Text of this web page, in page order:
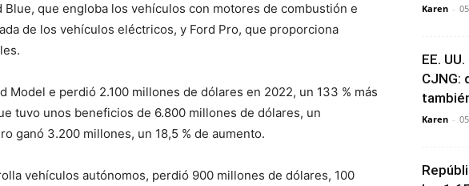
que engloba los vehículos con motores de combustión e
de los vehículos eléctricos, y Ford Pro, que proporciona
Model e perdió 2.100 millones de dólares en 2022, un 133 % más
tuvo unos beneficios de 6.800 millones de dólares, un
ganó 3.200 millones, un 18,5 % de aumento.
vehículos autónomos, perdió 900 millones de dólares, 100
Karen -
EE.
CJNG:
Karen -